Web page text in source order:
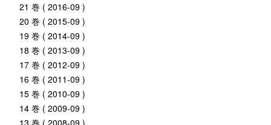
21 巻 ( 2016-09 )
20 巻 ( 2015-09 )
19 巻 ( 2014-09 )
18 巻 ( 2013-09 )
17 巻 ( 2012-09 )
16 巻 ( 2011-09 )
15 巻 ( 2010-09 )
14 巻 ( 2009-09 )
13 巻 ( 2008-09 )